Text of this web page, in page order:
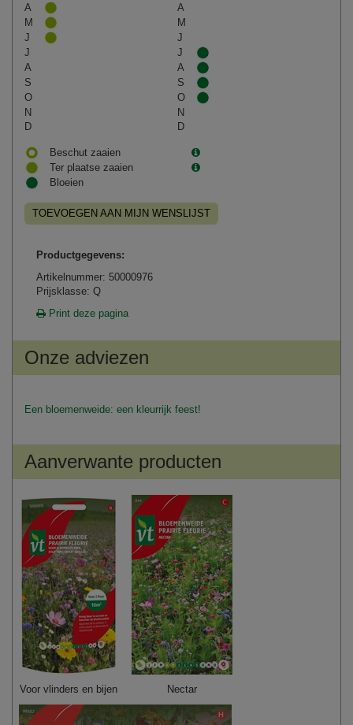
A
A
M
M
J
J
J
J
A
A
S
S
O
O
N
N
D
D
Beschut zaaien
Ter plaatse zaaien
Bloeien
TOEVOEGEN AAN MIJN WENSLIJST
Productgegevens:
Artikelnummer: 50000976
Prijsklasse: Q
Print deze pagina
Onze adviezen
Een bloemenweide: een kleurrijk feest!
Aanverwante producten
Voor vlinders en bijen Nectar